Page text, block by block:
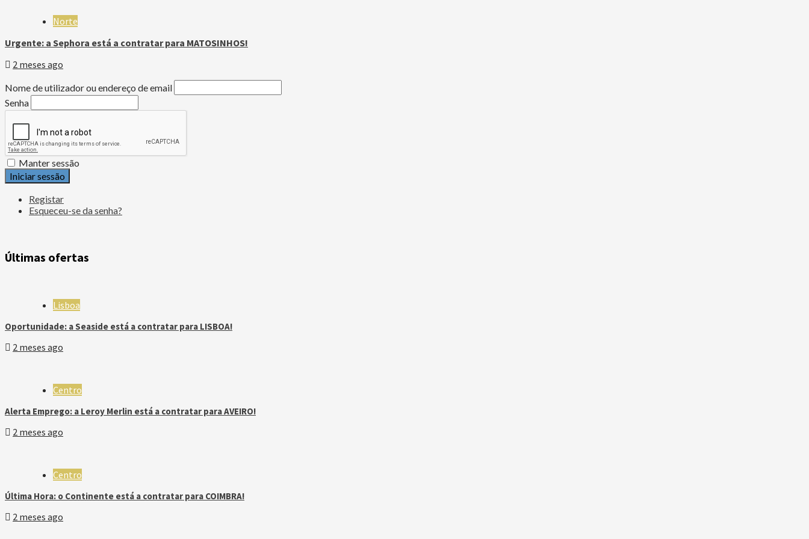
Norte
Urgente: a Sephora está a contratar para MATOSINHOS!
2 meses ago
Nome de utilizador ou endereço de email
Senha
Manter sessão
Iniciar sessão
Registar
Esqueceu-se da senha?
Últimas ofertas
Lisboa
Oportunidade: a Seaside está a contratar para LISBOA!
2 meses ago
Centro
Alerta Emprego: a Leroy Merlin está a contratar para AVEIRO!
2 meses ago
Centro
Última Hora: o Continente está a contratar para COIMBRA!
2 meses ago